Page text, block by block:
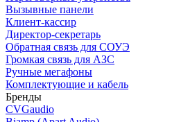
Вызывные панели
Клиент-кассир
Директор-секретарь
Обратная связь для СОУЭ
Громкая связь для АЗС
Ручные мегафоны
Комплектующие и кабель
Бренды
CVGaudio